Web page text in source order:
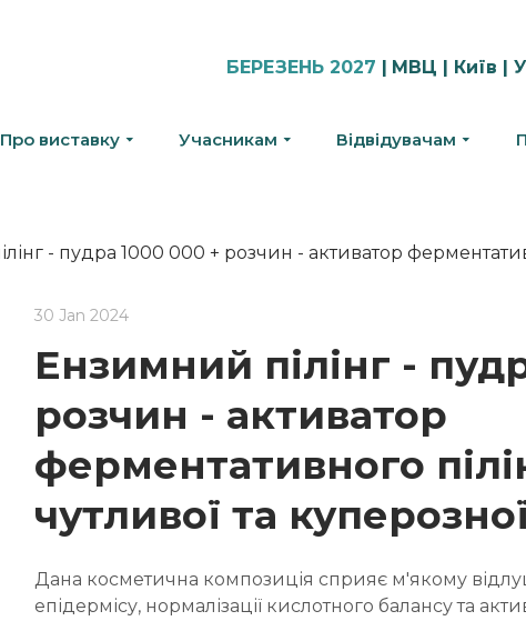
БЕРЕЗЕНЬ 2027 | МВЦ | Київ |
Про виставку Учасникам Відвідувачам
30 Jan 2024
Ензимний пілінг -
розчин - активатор
ферментативного
чутливої та
Дана косметична композиція сприяє м'якому
епідермісу, нормалізації кислотного балансу та